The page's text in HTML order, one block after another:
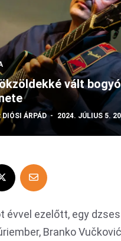
vált
DIÓSI ÁRPÁD 2024. JÚLIUS 5.
évvel ezelőtt, egy
Branko